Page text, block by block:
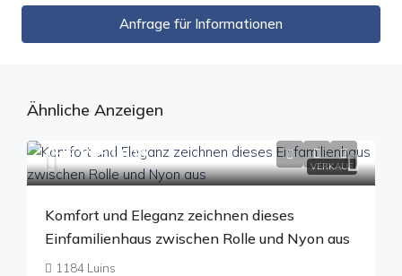
Anfrage für Informationen
Ähnliche Anzeigen
VERKAUF
CHF 1'850'000
Komfort und Eleganz zeichnen dieses
Einfamilienhaus zwischen Rolle und Nyon aus
1184 Luins